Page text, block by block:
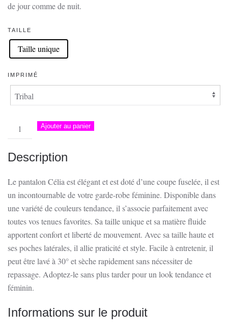
de jour comme de nuit.
TAILLE
Taille unique
IMPRIMÉ
quantité
de
Pantalon
Célia
Ajouter au panier
Description
Le pantalon Célia est élégant et est doté d’une coupe fuselée, il est
un incontournable de votre garde-robe féminine. Disponible dans
une variété de couleurs tendance, il s’associe parfaitement avec
toutes vos tenues favorites. Sa taille unique et sa matière fluide
apportent confort et liberté de mouvement. Avec sa taille haute et
ses poches latérales, il allie praticité et style. Facile à entretenir, il
peut être lavé à 30° et sèche rapidement sans nécessiter de
repassage. Adoptez-le sans plus tarder pour un look tendance et
féminin.
Informations sur le produit